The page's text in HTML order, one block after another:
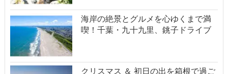
海岸の絶景とグルメを心ゆくまで満
喫！千葉・九十九里、銚子ドライブ
クリスマス ＆ 初日の出を箱根で過ご